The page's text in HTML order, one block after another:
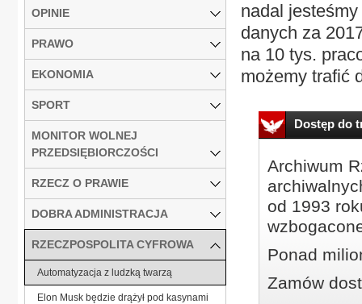
nadal
danych za
na 10 tys.
możemy trafić
Dostęp do
Archiwum
od 1993
Ponad
Zamów
OPINIE
PRAWO
EKONOMIA
SPORT
MONITOR WOLNEJ
PRZEDSIĘBIORCZOŚCI
RZECZ O PRAWIE
DOBRA ADMINISTRACJA
RZECZPOSPOLITA CYFROWA
Automatyzacja z ludzką twarzą
Elon Musk będzie drążył pod kasynami